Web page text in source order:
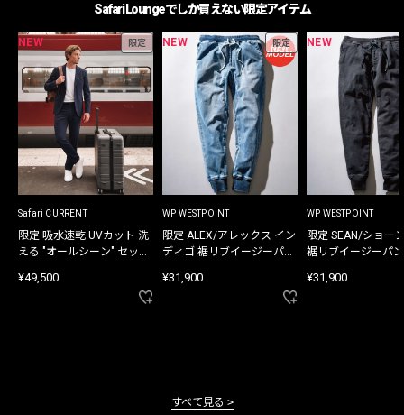
Safari Loungeでしか買えない限定アイテム
NEW 限定
Safari CURRENT
限定 吸水速乾 UVカット 洗
える "オールシーン" セット
¥49,500
NEW 限定
WP WESTPOINT
限定 ALEX/アレックス イン
ディゴ 裾リブイージーパン
¥31,900
NEW
WP WESTPOINT
限定 SEAN/ショー
裾リブイージーパ
¥31,900
すべて見る